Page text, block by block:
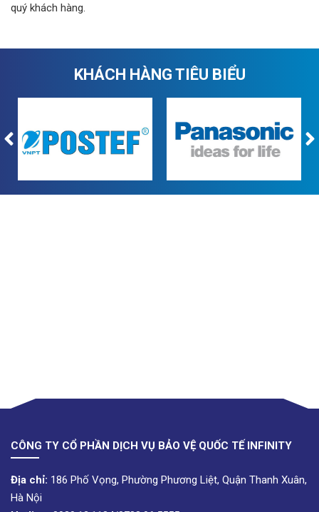
quý khách hàng.
KHÁCH HÀNG TIÊU BIỂU
CÔNG TY CỔ PHẦN DỊCH VỤ BẢO VỆ QUỐC TẾ INFINITY
Địa chỉ: 186 Phố Vọng, Phường Phương Liệt, Quận Thanh Xuân,
Hà Nội